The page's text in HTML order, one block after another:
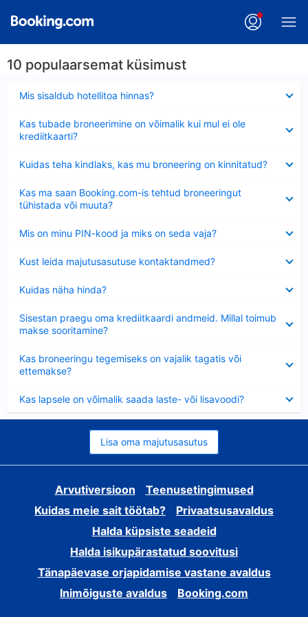
10 populaarsemat küsimust
Mis sisaldub hotellitoa hinnas?
Kas tubade broneerimine on võimalik kui mul ei ole
krediitkaarti?
Kuidas teha kindlaks, kas mu broneering on kinnitatud?
Kas ma saan Booking.com-is tehtud broneeringut
tühistada või muuta?
Mis on minu PIN-kood ja miks on seda vaja?
Kust leida majutusasutuse kontaktandmed?
Kuidas näha hinda?
Sisestan praegu oma krediitkaardi andmeid. Millal toimub
makse sooritamine?
Kas broneeringu tegemiseks on vajalik tagatis või
ettemakse?
Kas lapsele on võimalik saada laste- või lisavoodi?
Lisa oma majutusasutus
Arvutiversioon
Teenusetingimused
Kuidas meie sait töötab?
Privaatsusavaldus
Halda küpsiste seadeid
Halda isikupärastatud soovitusi
Tänapäevase orjapidamise vastane avaldus
Inimõiguste avaldus
Booking.com